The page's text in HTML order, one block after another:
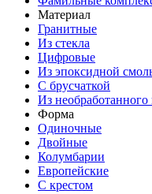
Материал
Гранитные
Из стекла
Цифровые
Из эпоксидной
С брусчаткой
Из необработанного
Форма
Одиночные
Двойные
Колумбарии
Европейские
С крестом